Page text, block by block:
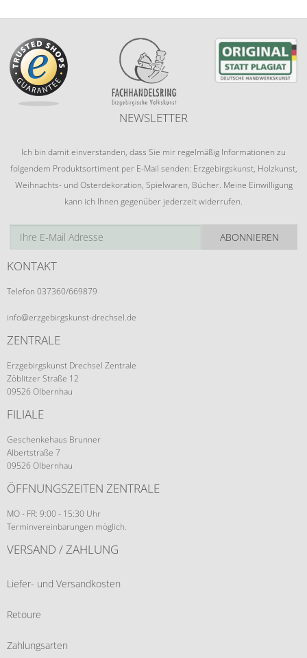
NEWSLETTER
Ich bin damit einverstanden, dass Sie mir regelmäßig Informationen zu
folgendem Produktsortiment per E-Mail senden: Erzgebirgskunst, Holzkunst,
Weihnachts- und Osterdekoration, Spielwaren, Bücher. Meine Einwilligung
kann ich Ihnen gegenüber jederzeit widerrufen.
ABONNIEREN
KONTAKT
Telefon 037360/669879
info@erzgebirgskunst-drechsel.de
ZENTRALE
Erzgebirgskunst Drechsel Zentrale
Zöblitzer Straße 12
09526 Olbernhau
FILIALE
Geschenkehaus Brunner
Albertstraße 7
09526 Olbernhau
ÖFFNUNGSZEITEN ZENTRALE
MO - FR: 9:00 - 15:30 Uhr
Terminvereinbarungen möglich.
VERSAND / ZAHLUNG
Liefer- und Versandkosten
Retoure
Zahlungsarten